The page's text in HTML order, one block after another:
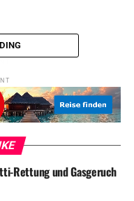
VERKEHR
Rettung und Gasgeruch